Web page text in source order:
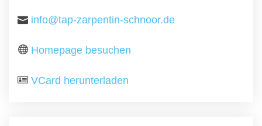
info@tap-zarpentin-schnoor.de
Homepage besuchen
VCard herunterladen